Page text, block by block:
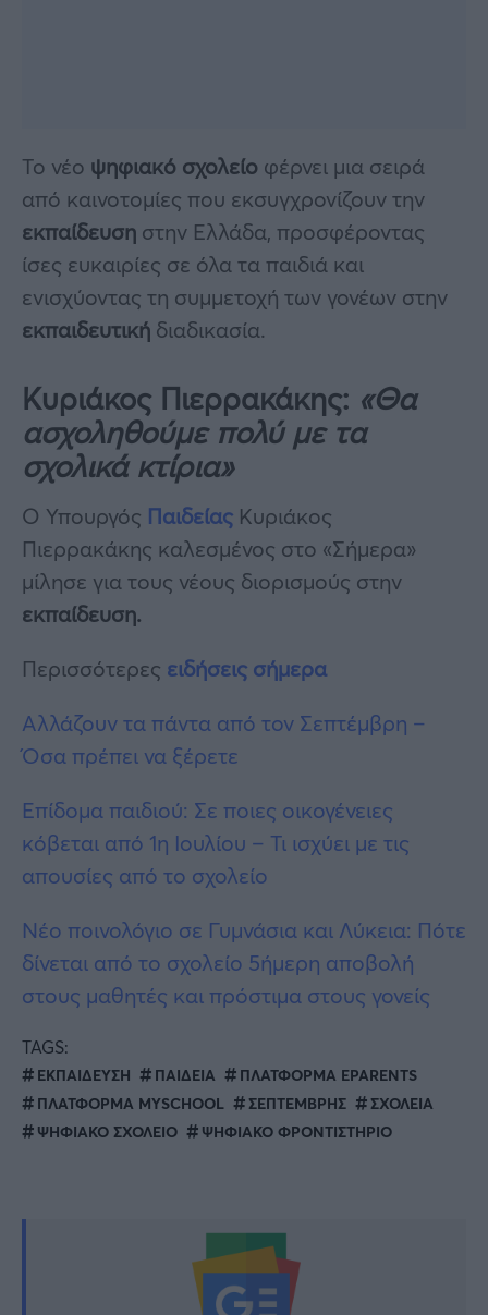
Το νέο ψηφιακό σχολείο φέρνει μια σειρά
από καινοτομίες που εκσυγχρονίζουν την
εκπαίδευση στην Ελλάδα, προσφέροντας
ίσες ευκαιρίες σε όλα τα παιδιά και
ενισχύοντας τη συμμετοχή των γονέων στην
εκπαιδευτική διαδικασία.
Κυριάκος Πιερρακάκης: «Θα
ασχοληθούμε πολύ με τα
σχολικά κτίρια»
Ο Υπουργός Παιδείας Κυριάκος
Πιερρακάκης καλεσμένος στο «Σήμερα»
μίλησε για τους νέους διορισμούς στην
εκπαίδευση.
Περισσότερες ειδήσεις σήμερα
Αλλάζουν τα πάντα από τον Σεπτέμβρη –
Όσα πρέπει να ξέρετε
Επίδομα παιδιού: Σε ποιες οικογένειες
κόβεται από 1η Ιουλίου – Τι ισχύει με τις
απουσίες από το σχολείο
Νέο ποινολόγιο σε Γυμνάσια και Λύκεια: Πότε
δίνεται από το σχολείο 5ήμερη αποβολή
στους μαθητές και πρόστιμα στους γονείς
TAGS:
ΕΚΠΑΙΔΕΥΣΗ ΠΑΙΔΕΙΑ
ΠΛΑΤΦΟΡΜΑ EPARENTS
ΠΛΑΤΦΟΡΜΑ MYSCHOOL
ΣΕΠΤΕΜΒΡΗΣ
ΣΧΟΛΕΙΑ
ΨΗΦΙΑΚΟ ΣΧΟΛΕΙΟ
ΨΗΦΙΑΚΟ ΦΡΟΝΤΙΣΤΗΡΙΟ